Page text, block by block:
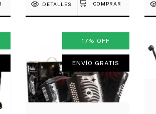
DETALLES
17% OFF
ENVÍO GRATIS